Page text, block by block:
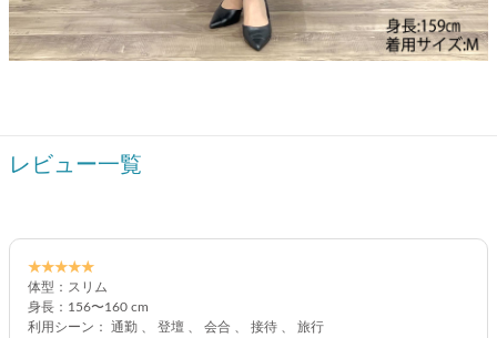
レビュー一覧
★★★★★
体型：スリム
身長：156〜160 cm
利用シーン： 通勤 、 登壇 、 会合 、 接待 、 旅行